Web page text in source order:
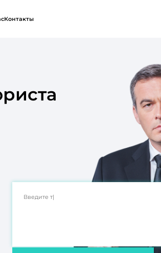
Контакты